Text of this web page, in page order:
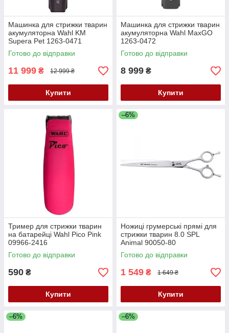
Машинка для стрижки тварин
акумуляторна Wahl KM
Supera Pet 1263-0471
Готово до відправки
11 999 ₴ 12 999 ₴
Купити
Машинка для стрижки тварин
акумуляторна Wahl MaxGO
1263-0472
Готово до відправки
8 999 ₴
Купити
Тример для стрижки тварин
на батарейці Wahl Pico Pink
09966-2416
Готово до відправки
590 ₴
Купити
–6%
Ножиці грумерські прямі для
стрижки тварин 8.0 SPL
Animal 90050-80
Готово до відправки
1 549 ₴ 1 649 ₴
Купити
–6% –6%